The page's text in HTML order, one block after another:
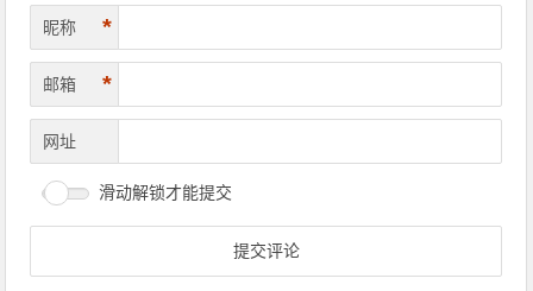
昵称 *
邮箱 *
网址
滑动解锁才能提交